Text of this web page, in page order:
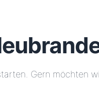
Gern möchten